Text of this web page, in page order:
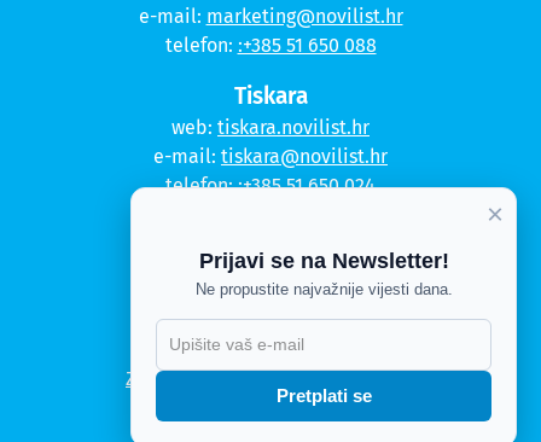
e-mail: marketing@novilist.hr
telefon: :+385 51 650 088
Tiskara
web: tiskara.novilist.hr
e-mail: tiskara@novilist.hr
telefon::+385 51 650 024
Kontakt
Politika privatnosti
Politika kolačića
Zahtjev za pristup informacijama
Impressum
×
Prijavi se na Newsletter!
Ne propustite najvažnije vijesti dana.
Pretplati se